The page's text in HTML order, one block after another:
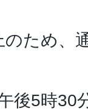
ため、
後5時30